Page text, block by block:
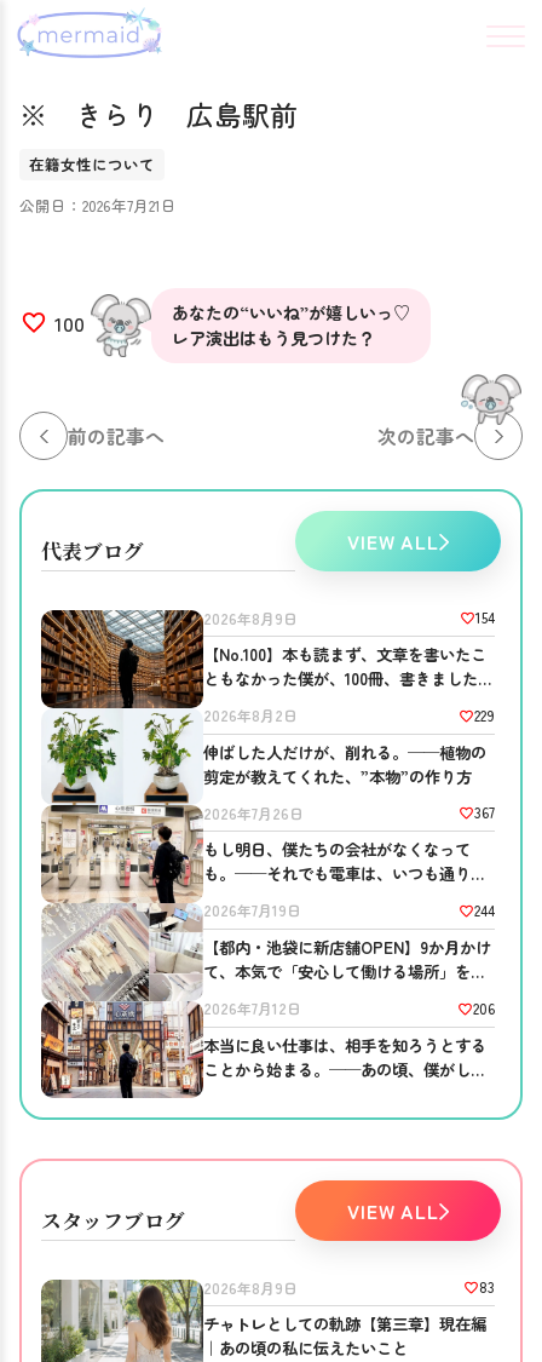
※ きらり 広島駅前
在籍女性について
公開日：2026年7月21日
100
あなたの“いいね”が嬉しいっ♡
レア演出はもう見つけた？
前の記事へ 次の記事へ
代表ブログ VIEW ALL
2026年8月9日 154
【No.100】本も読まず、文章を書いたこ
ともなかった僕が、100冊、書きました。
2026年8月2日 229
伸ばした人だけが、削れる。──植物の
剪定が教えてくれた、”本物”の作り方
2026年7月26日 367
もし明日、僕たちの会社がなくなって
も。──それでも電車は、いつも通り走
2026年7月19日 244
【都内・池袋に新店舗OPEN】9か月かけ
て、本気で「安心して働ける場所」を作
2026年7月12日 206
本当に良い仕事は、相手を知ろうとする
ことから始まる。──あの頃、僕がして
スタッフブログ VIEW ALL
2026年8月9日 83
チャトレとしての軌跡【第三章】現在編
｜あの頃の私に伝えたいこと